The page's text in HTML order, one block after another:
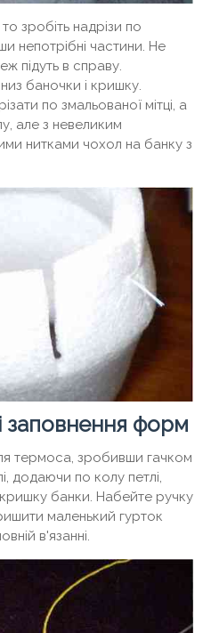
зробіть надрізи по
непотрібні частини. Не
підуть в справу.
баночки і кришку.
по змальованої мітці, а
але з невеликим
нитками чохол на банку з
заповнення форм
термоса, зробивши гачком
додаючи по колу петлі,
банки. Набейте ручку
маленький гурток
в'язанні.